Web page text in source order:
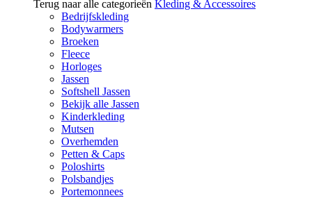
Terug naar alle categorieën Kleding & Accessoires
Bedrijfskleding
Bodywarmers
Broeken
Fleece
Horloges
Jassen
Softshell Jassen
Bekijk alle Jassen
Kinderkleding
Mutsen
Overhemden
Petten & Caps
Poloshirts
Polsbandjes
Portemonnees